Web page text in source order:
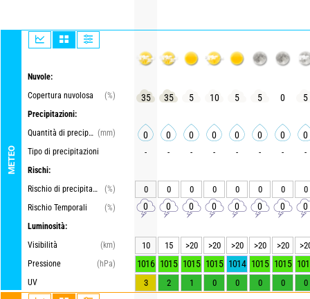
METEO
Nuvole:
Copertura nuvolosa
(%)
Precipitazioni:
Quantità di precipitazioni (mm)
Tipo di precipitazioni
Rischi:
Rischio di precipitazioni
(%)
Rischio Temporali
(%)
Luminosità:
Visibilità
(km)
Pressione
(hPa)
UV
35 35 5 10 5 5 0 5
0 0 0 0 0 0 0 0
- - - - - - - -
0 0 0 0 0 0 0 0
0 0 0 0 0 0 0 0
10 15 >20 >20 >20 >20 >20
1016 1015 1015 1015 1014 1015 1015
3 2 1 0 0 0 0 0